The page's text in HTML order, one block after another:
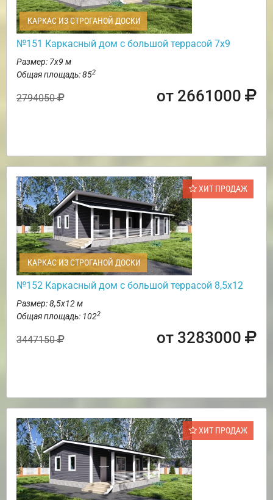
КАРКАС ИЗ СТРОГАНОЙ ДОСКИ
№151 Каркасный дом с большой террасой 7х9
Размер: 7х9 м
Общая площадь: 852
2794050 от 2661000
ХИТ ПРОДАЖ
КАРКАС ИЗ СТРОГАНОЙ ДОСКИ
№152 Каркасный дом с большой террасой 8,5х12
Размер: 8,5х12 м
Общая площадь: 1022
3447150 от 3283000
ХИТ ПРОДАЖ